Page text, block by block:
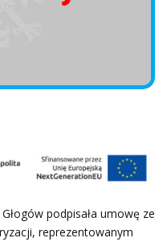
podpisała umowę ze
reprezentowanym